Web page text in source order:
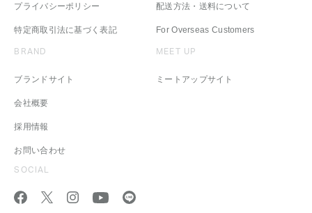
プライバシーポリシー
特定商取引法に基づく表記
配送方法・送料について
For Overseas Customers
BRAND
ブランドサイト
会社概要
採用情報
お問い合わせ
MEET UP
ミートアップサイト
SOCIAL